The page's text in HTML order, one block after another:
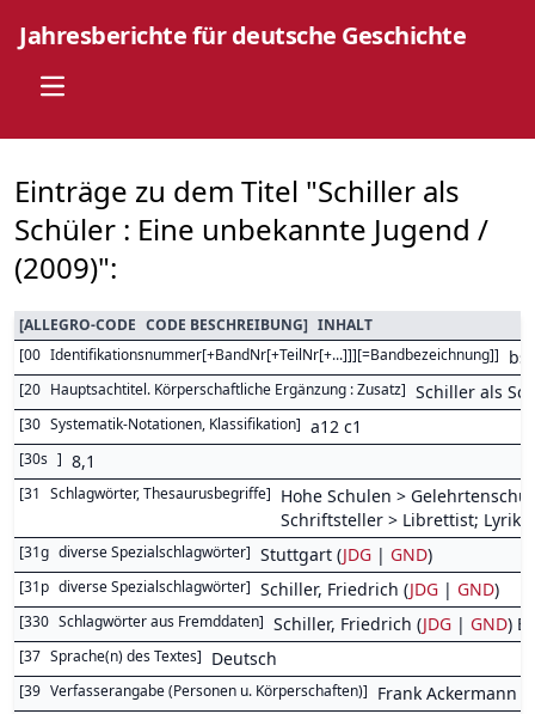
Jahresberichte für deutsche Geschichte
Open main menu
Einträge zu dem Titel "Schiller als
Schüler : Eine unbekannte Jugend /
(2009)":
[ALLEGRO-CODE CODE BESCHREIBUNG] INHALT
[00 Identifikationsnummer[+BandNr[+TeilNr[+...]]][=Bandbezeichnung]]
[20 Hauptsachtitel. Körperschaftliche Ergänzung : Zusatz] Schiller als
[30 Systematik-Notationen, Klassifikation] a12 c1
[30s ] 8,1
[31 Schlagwörter, Thesaurusbegriffe] Hohe Schulen >
Schriftsteller > Librettist;
[31g diverse Spezialschlagwörter] Stuttgart (JDG | GND)
[31p diverse Spezialschlagwörter] Schiller, Friedrich (JDG | GND)
[330 Schlagwörter aus Fremddaten] Schiller, Friedrich (JDG | GND)
[37 Sprache(n) des Textes] Deutsch
[39 Verfasserangabe (Personen u. Körperschaften)] Frank Ackermann